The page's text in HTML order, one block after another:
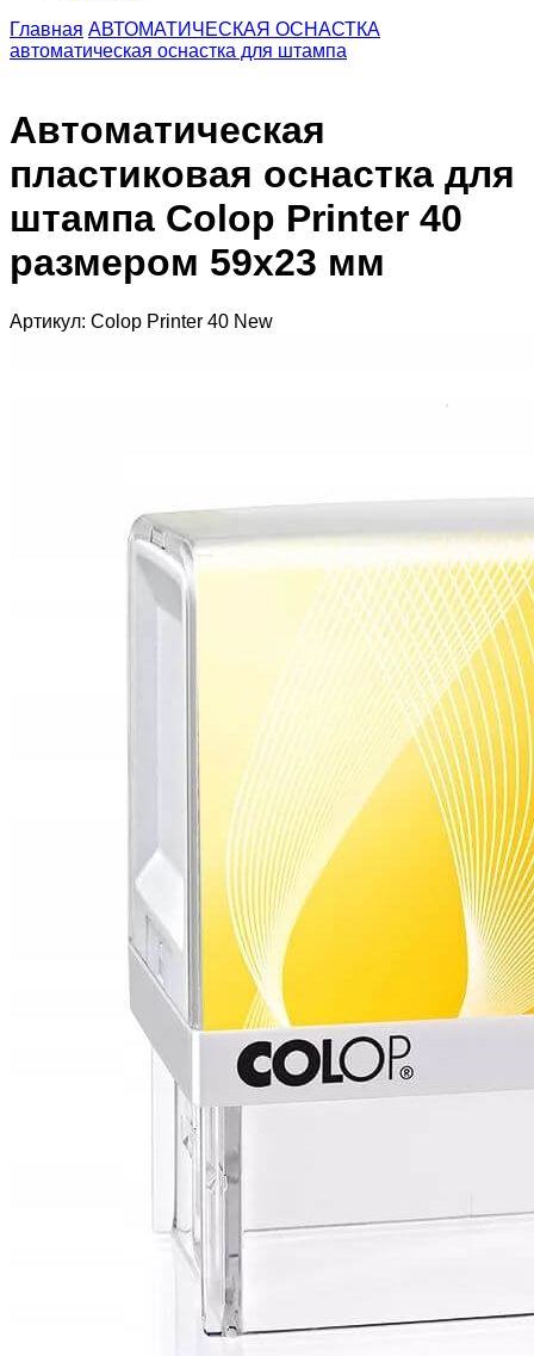
Главная АВТОМАТИЧЕСКАЯ ОСНАСТКА
автоматическая оснастка для штампа
Автоматическая
пластиковая оснастка для
штампа Colop Printer 40
размером 59х23 мм
Артикул: Colop Printer 40 New